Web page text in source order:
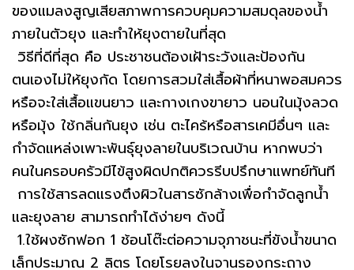
ของแมลงสูญเสียสภาพการควบคุมความสมดุลของน้ำ
ภายในตัวยุง และทำให้ยุงตายในที่สุด
วิธีที่ดีที่สุด คือ ประชาชนต้องเฝ้าระวังและป้องกัน
ตนเองไม่ให้ยุงกัด โดยการสวมใส่เสื้อผ้าที่หนาพอสมควร
หรือจะใส่เสื้อแขนยาว และกางเกงขายาว นอนในมุ้งลวด
หรือมุ้ง ใช้กลิ่นกันยุง เช่น ตะไคร้หรือสารเคมีอื่นๆ และ
กำจัดแหล่งเพาะพันธุ์ยุงลายในบริเวณบ้าน หากพบว่า
คนในครอบครัวมีไข้สูงผิดปกติควรรีบปรึกษาแพทย์ทันที
การใช้สารลดแรงตึงผิวในสารซักล้างเพื่อกำจัดลูกน้ำ
และยุงลาย สามารถทำได้ง่ายๆ ดังนี้
1.ใช้ผงซักฟอก 1 ช้อนโต๊ะต่อความจุภาชนะที่ขังน้ำขนาด
เล็กประมาณ 2 ลิตร โดยโรยลงในจานรองกระถาง